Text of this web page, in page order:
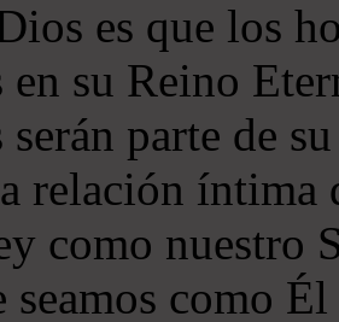
es que los
en su Reino
serán parte de
relación íntima
como nuestro
seamos como